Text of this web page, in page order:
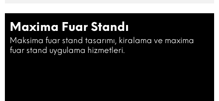
Maxima Fuar Standı
Maksima fuar stand tasarımı, kiralama ve maxima
fuar stand uygulama hizmetleri.